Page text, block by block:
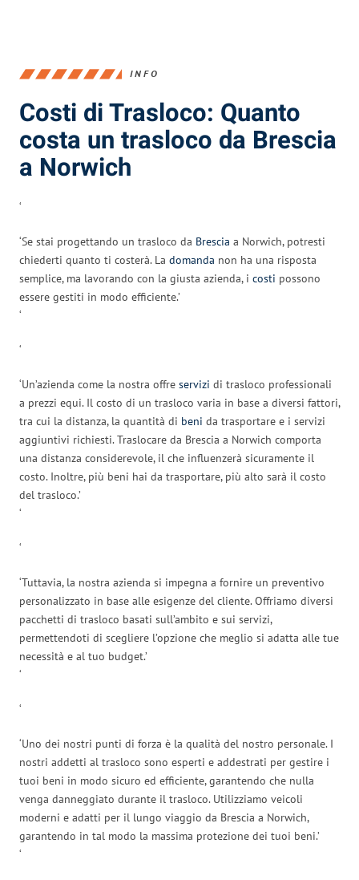
INFO
Costi di Trasloco: Quanto
costa un trasloco da Brescia
a Norwich
‘
‘Se stai progettando un trasloco da Brescia a Norwich, potresti
chiederti quanto ti costerà. La domanda non ha una risposta
semplice, ma lavorando con la giusta azienda, i costi possono
essere gestiti in modo efficiente.’
‘
‘
‘Un’azienda come la nostra offre servizi di trasloco professionali
a prezzi equi. Il costo di un trasloco varia in base a diversi fattori,
tra cui la distanza, la quantità di beni da trasportare e i servizi
aggiuntivi richiesti. Traslocare da Brescia a Norwich comporta
una distanza considerevole, il che influenzerà sicuramente il
costo. Inoltre, più beni hai da trasportare, più alto sarà il costo
del trasloco.’
‘
‘
‘Tuttavia, la nostra azienda si impegna a fornire un preventivo
personalizzato in base alle esigenze del cliente. Offriamo diversi
pacchetti di trasloco basati sull’ambito e sui servizi,
permettendoti di scegliere l’opzione che meglio si adatta alle tue
necessità e al tuo budget.’
‘
‘
‘Uno dei nostri punti di forza è la qualità del nostro personale. I
nostri addetti al trasloco sono esperti e addestrati per gestire i
tuoi beni in modo sicuro ed efficiente, garantendo che nulla
venga danneggiato durante il trasloco. Utilizziamo veicoli
moderni e adatti per il lungo viaggio da Brescia a Norwich,
garantendo in tal modo la massima protezione dei tuoi beni.’
‘